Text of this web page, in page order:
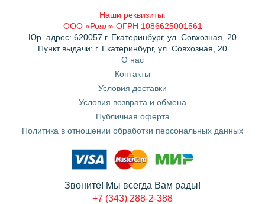
Наши реквизиты:
ООО «Роял» ОГРН 1086625001561
Юр. адрес: 620057 г. Екатеринбург, ул. Совхозная, 20
Пункт выдачи: г. Екатеринбург, ул. Совхозная, 20
О нас
Контакты
Условия доставки
Условия возврата и обмена
Публичная оферта
Политика в отношении обработки персональных данных
Звоните! Мы всегда Вам рады!
+7 (343) 288-2-388